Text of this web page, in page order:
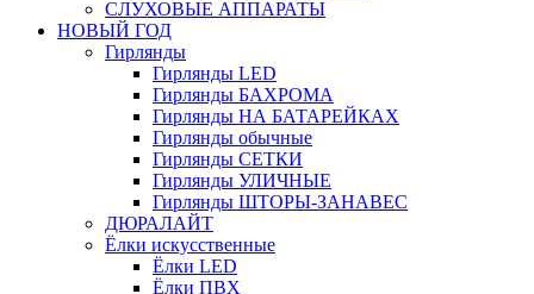
СЛУХОВЫЕ АППАРАТЫ
НОВЫЙ ГОД
Гирлянды
Гирлянды LED
Гирлянды БАХРОМА
Гирлянды НА БАТАРЕЙКАХ
Гирлянды обычные
Гирлянды СЕТКИ
Гирлянды УЛИЧНЫЕ
Гирлянды ШТОРЫ-ЗАНАВЕС
ДЮРАЛАЙТ
Ёлки искусственные
Ёлки LED
Ёлки ПВХ